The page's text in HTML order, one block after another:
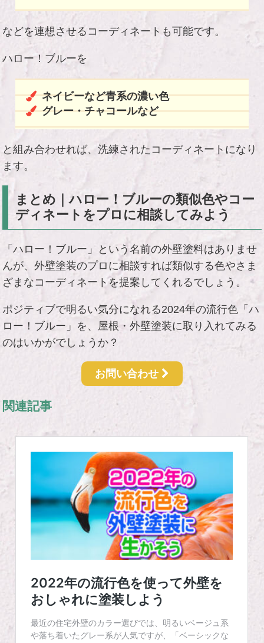
などを連想させるコーディネートも可能です。
ハロー！ブルーを
ネイビーなど青系の濃い色
グレー・チャコールなど
と組み合わせれば、洗練されたコーディネートになり
ます。
まとめ｜ハロー！ブルーの類似色やコー
ディネートをプロに相談してみよう
「ハロー！ブルー」という名前の外壁塗料はありませ
んが、外壁塗装のプロに相談すれば類似する色やさま
ざまなコーディネートを提案してくれるでしょう。
ポジティブで明るい気分になれる2024年の流行色「ハ
ロー！ブルー」を、屋根・外壁塗装に取り入れてみる
のはいかがでしょうか？
お問い合わせ
関連記事